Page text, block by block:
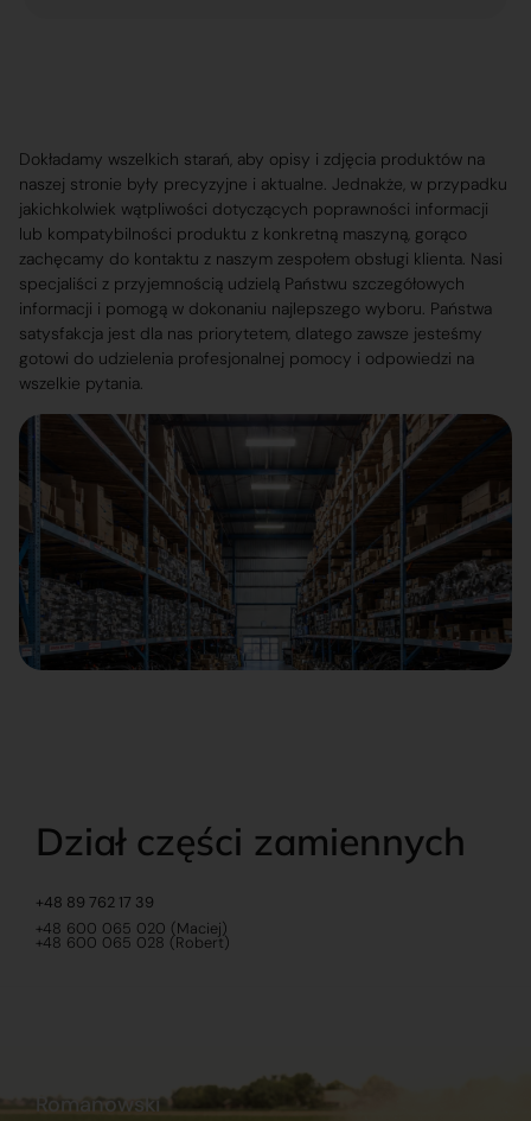
Dokładamy wszelkich starań, aby opisy i zdjęcia produktów na
naszej stronie były precyzyjne i aktualne. Jednakże, w przypadku
jakichkolwiek wątpliwości dotyczących poprawności informacji
lub kompatybilności produktu z konkretną maszyną, gorąco
zachęcamy do kontaktu z naszym zespołem obsługi klienta. Nasi
specjaliści z przyjemnością udzielą Państwu szczegółowych
informacji i pomogą w dokonaniu najlepszego wyboru. Państwa
satysfakcja jest dla nas priorytetem, dlatego zawsze jesteśmy
gotowi do udzielenia profesjonalnej pomocy i odpowiedzi na
wszelkie pytania.
Dział części zamiennych
+48 89 762 17 39
+48 600 065 020 (Maciej)
+48 600 065 028 (Robert)
Romanowski